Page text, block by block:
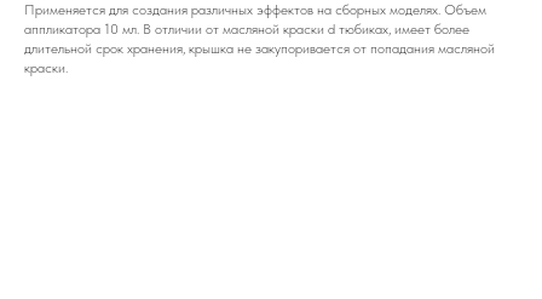
Применяется для создания различных эффектов на сборных моделях. Объем
аппликатора 10 мл. В отличии от масляной краски d тюбиках, имеет более
длительной срок хранения, крышка не закупоривается от попадания масляной
краски.